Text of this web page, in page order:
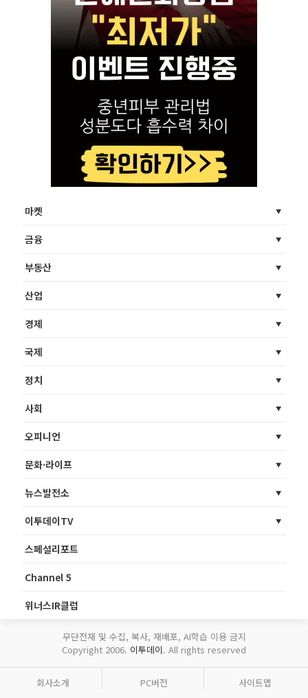
마켓
금융
부동산
산업
경제
국제
정치
사회
오피니언
문화·라이프
뉴스발전소
이투데이TV
스페셜리포트
Channel 5
위너스IR클럽
무단전재 및 수집, 복사, 재배포, AI학습 이용 금지
Copyright 2006. 이투데이. All rights reserved
회사소개 PC버전 사이트맵